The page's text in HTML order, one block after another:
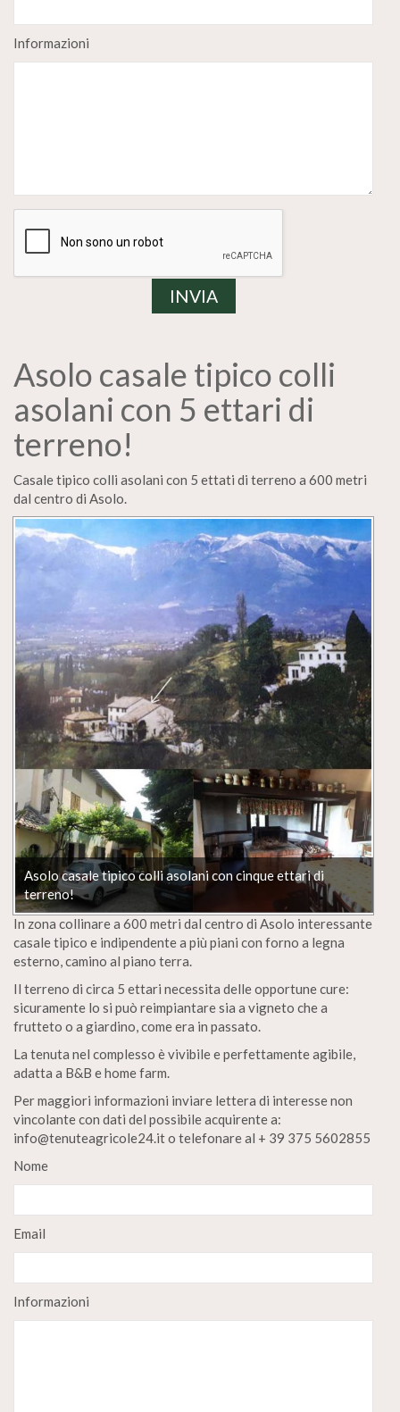
Informazioni
Asolo casale tipico colli
asolani con 5 ettari di
terreno!
Casale tipico colli asolani con 5 ettati di terreno a 600 metri
dal centro di Asolo.
Asolo casale tipico colli asolani con cinque ettari di
terreno!
In zona collinare a 600 metri dal centro di Asolo interessante
casale tipico e indipendente a più piani con forno a legna
esterno, camino al piano terra.
Il terreno di circa 5 ettari necessita delle opportune cure:
sicuramente lo si può reimpiantare sia a vigneto che a
frutteto o a giardino, come era in passato.
La tenuta nel complesso è vivibile e perfettamente agibile,
adatta a B&B e home farm.
Per maggiori informazioni inviare lettera di interesse non
vincolante con dati del possibile acquirente a:
info@tenuteagricole24.it o telefonare al + 39 375 5602855
Nome
Email
Informazioni